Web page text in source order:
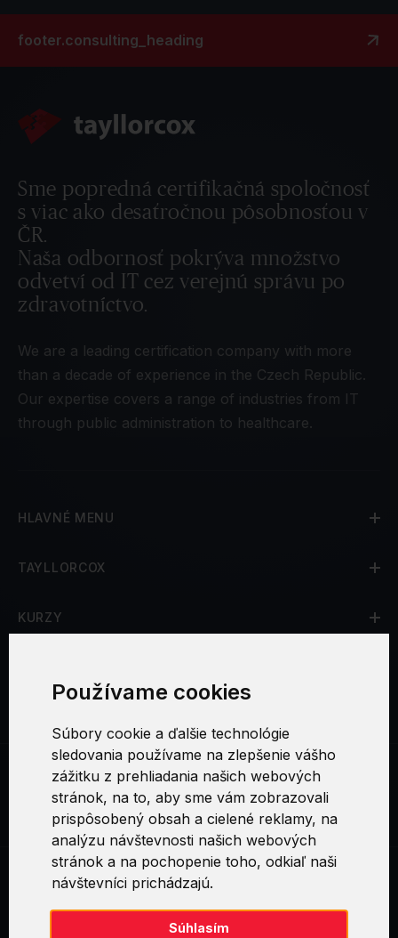
Používame cookies
Súbory cookie a ďalšie technológie
sledovania používame na zlepšenie vášho
zážitku z prehliadania našich webových
stránok, na to, aby sme vám zobrazovali
prispôsobený obsah a cielené reklamy, na
analýzu návštevnosti našich webových
stránok a na pochopenie toho, odkiaľ naši
návštevníci prichádzajú.
Súhlasím
footer.consulting_heading
Sme popredná certifikačná spoločnosť
s viac ako desaťročnou pôsobnosťou v
ČR.
Naša odbornosť pokrýva množstvo
odvetví od IT cez verejnú správu po
zdravotníctvo.
We are a leading certification company with more
than a decade of experience in the Czech Republic.
Our expertise covers a range of industries from IT
through public administration to healthcare.
HLAVNÉ MENU
TAYLLORCOX
KURZY
SOAR360L – ArcSight SOAR-3.2 Configuring ArcSight
SOAR for Effective Threat Response-L3xx
Swirl logoTM je ochranná známka společnosti AXELOS Limited. ITIL®
je registrovanou ochrannou známkou AXELOS Limited. PRINCE2® je
registrovanou ochrannou známkou AXELOS Limited. MSP® je